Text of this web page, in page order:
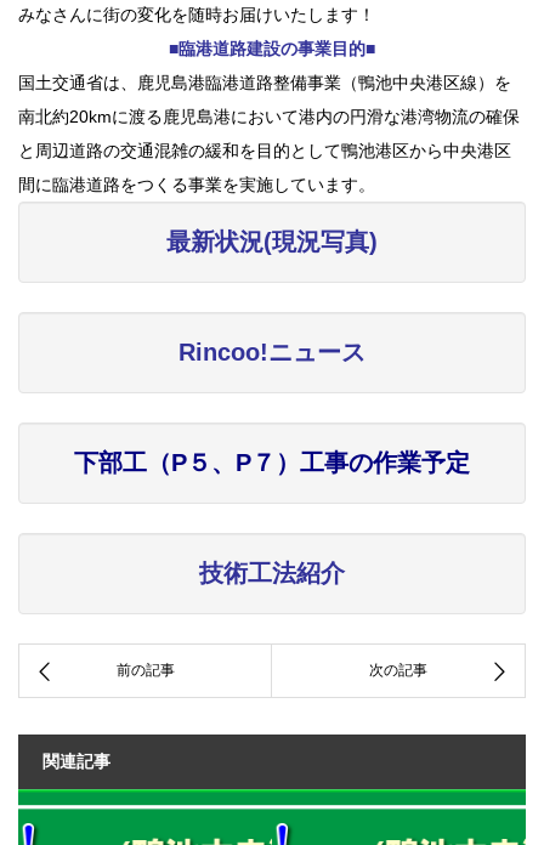
みなさんに街の変化を随時お届けいたします！
■臨港道路建設の事業目的■
国土交通省は、鹿児島港臨港道路整備事業（鴨池中央港区線）を
南北約20kmに渡る鹿児島港において港内の円滑な港湾物流の確保
と周辺道路の交通混雑の緩和を目的として鴨池港区から中央港区
間に臨港道路をつくる事業を実施しています。
最新状況(現況写真)
Rincoo!ニュース
下部工（P５、P７）工事の作業予定
技術工法紹介
関連記事